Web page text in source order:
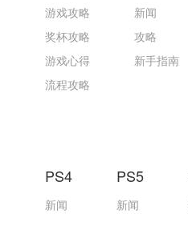
游戏攻略
奖杯攻略
游戏心得
流程攻略
新闻
攻略
新手指南
PS4
新闻
PS5
新闻